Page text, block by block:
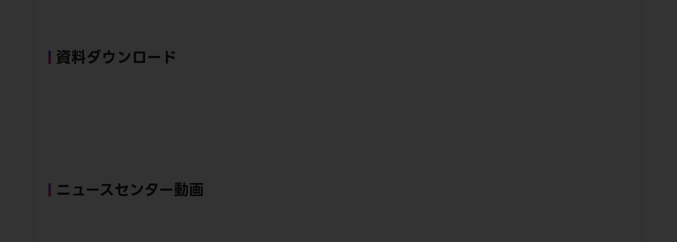
資料ダウンロード
ニュースセンター動画